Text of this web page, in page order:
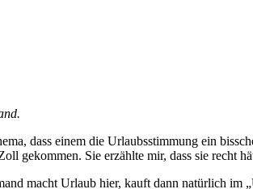
dass einem die Urlaubsstimmung ein
gekommen. Sie erzählte mir, dass sie
macht Urlaub hier, kauft dann natürlich